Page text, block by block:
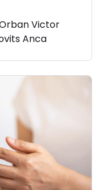
Victor
Anca